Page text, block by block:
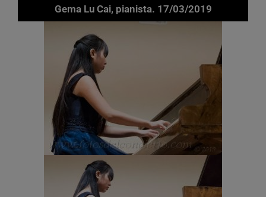
Gema Lu Cai, pianista. 17/03/2019